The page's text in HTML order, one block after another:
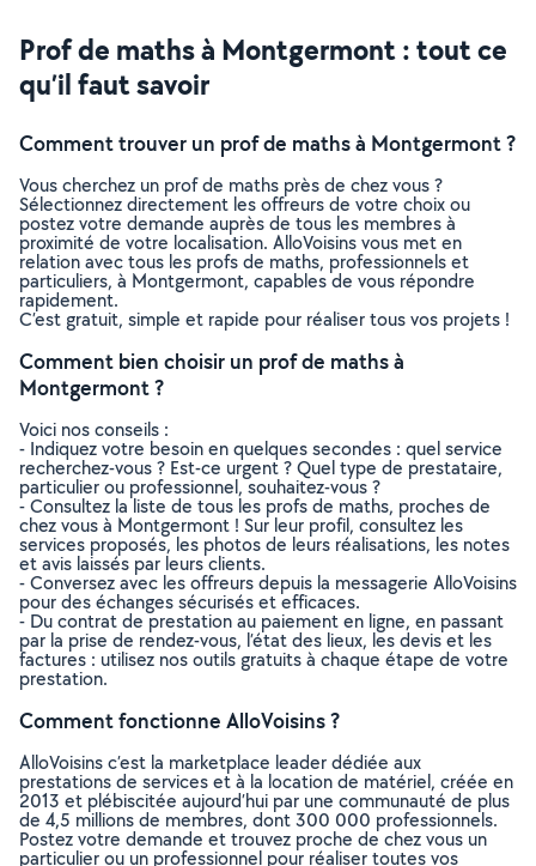
Prof de maths à Montgermont : tout ce
qu’il faut savoir
Comment trouver un prof de maths à Montgermont ?
Vous cherchez un prof de maths près de chez vous ?
Sélectionnez directement les offreurs de votre choix ou
postez votre demande auprès de tous les membres à
proximité de votre localisation. AlloVoisins vous met en
relation avec tous les profs de maths, professionnels et
particuliers, à Montgermont, capables de vous répondre
rapidement.
C’est gratuit, simple et rapide pour réaliser tous vos projets !
Comment bien choisir un prof de maths à
Montgermont ?
Voici nos conseils :
- Indiquez votre besoin en quelques secondes : quel service
recherchez-vous ? Est-ce urgent ? Quel type de prestataire,
particulier ou professionnel, souhaitez-vous ?
- Consultez la liste de tous les profs de maths, proches de
chez vous à Montgermont ! Sur leur profil, consultez les
services proposés, les photos de leurs réalisations, les notes
et avis laissés par leurs clients.
- Conversez avec les offreurs depuis la messagerie AlloVoisins
pour des échanges sécurisés et efficaces.
- Du contrat de prestation au paiement en ligne, en passant
par la prise de rendez-vous, l’état des lieux, les devis et les
factures : utilisez nos outils gratuits à chaque étape de votre
prestation.
Comment fonctionne AlloVoisins ?
AlloVoisins c’est la marketplace leader dédiée aux
prestations de services et à la location de matériel, créée en
2013 et plébiscitée aujourd’hui par une communauté de plus
de 4,5 millions de membres, dont 300 000 professionnels.
Postez votre demande et trouvez proche de chez vous un
particulier ou un professionnel pour réaliser toutes vos